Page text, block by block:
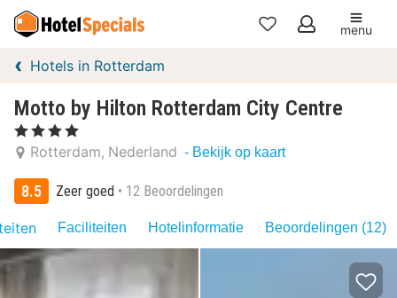
Mijn
menu
Hotels in Rotterdam
Motto by Hilton Rotterdam City Centre
, 4 Sterren
Rotterdam Nederland - Bekijk op kaart
8.5 Zeer goed 12 Beoordelingen
Faciliteiten Hotelinformatie Beoordelingen (12)